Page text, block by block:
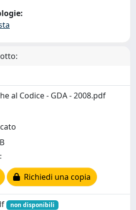
al Codice - GDA - 2008.pdf
Richiedi una copia
non disponibili